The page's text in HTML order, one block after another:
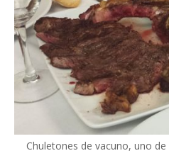
Chuletones de vacuno, uno